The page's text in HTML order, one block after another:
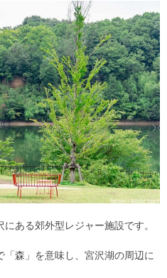
ある郊外型レジャー施設です。
「森」を意味し、宮沢湖の周辺に